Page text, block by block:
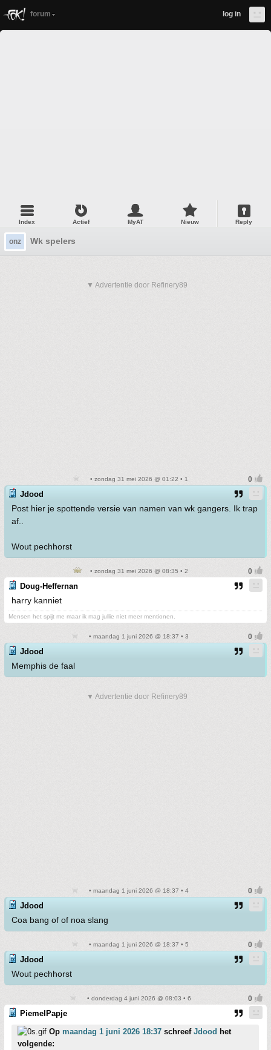
forum log in
Index Actief MyAT Nieuw Reply
onz Wk spelers
▼ Advertentie door Refinery89
• zondag 31 mei 2026 @ 01:22 • 1
Jdood
Post hier je spottende versie van namen van wk gangers. Ik trap
af..
Wout pechhorst
• zondag 31 mei 2026 @ 08:35 • 2
Doug-Heffernan
harry kanniet
Mensen het spijt me maar ik mag jullie niet meer mentionen.
• maandag 1 juni 2026 @ 18:37 • 3
Jdood
Memphis de faal
▼ Advertentie door Refinery89
• maandag 1 juni 2026 @ 18:37 • 4
Jdood
Coa bang of of noa slang
• maandag 1 juni 2026 @ 18:37 • 5
Jdood
Wout pechhorst
• donderdag 4 juni 2026 @ 08:03 • 6
PiemelPapje
Op maandag 1 juni 2026 18:37 schreef Jdood het
volgende: